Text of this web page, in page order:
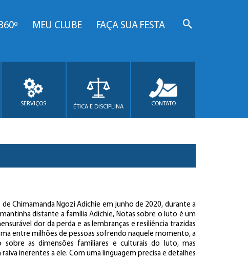
MEU CLUBE FAÇA SUA FESTA
SERVIÇOS ÉTICA E DISCIPLINA CONTATO
Chimamanda Ngozi Adichie em junho de 2020, durante a
distante a família Adichie, Notas sobre o luto é um
dor da perda e as lembranças e resiliência trazidas
entre milhões de pessoas sofrendo naquele momento, a
sobre as dimensões familiares e culturais do luto, mas
inerentes a ele. Com uma linguagem precisa e detalhes